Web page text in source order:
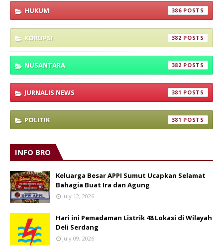
HUKUM 386
KORUPSI 382
NUSANTARA 382
JURNALIS NEWS 381
POLITIK 381
INFO BRO
Keluarga Besar APPI Sumut Ucapkan Selamat
Bahagia Buat Ira dan Agung
July 12, 2026
Hari ini Pemadaman Listrik 48 Lokasi di Wilayah
Deli Serdang
July 09, 2026